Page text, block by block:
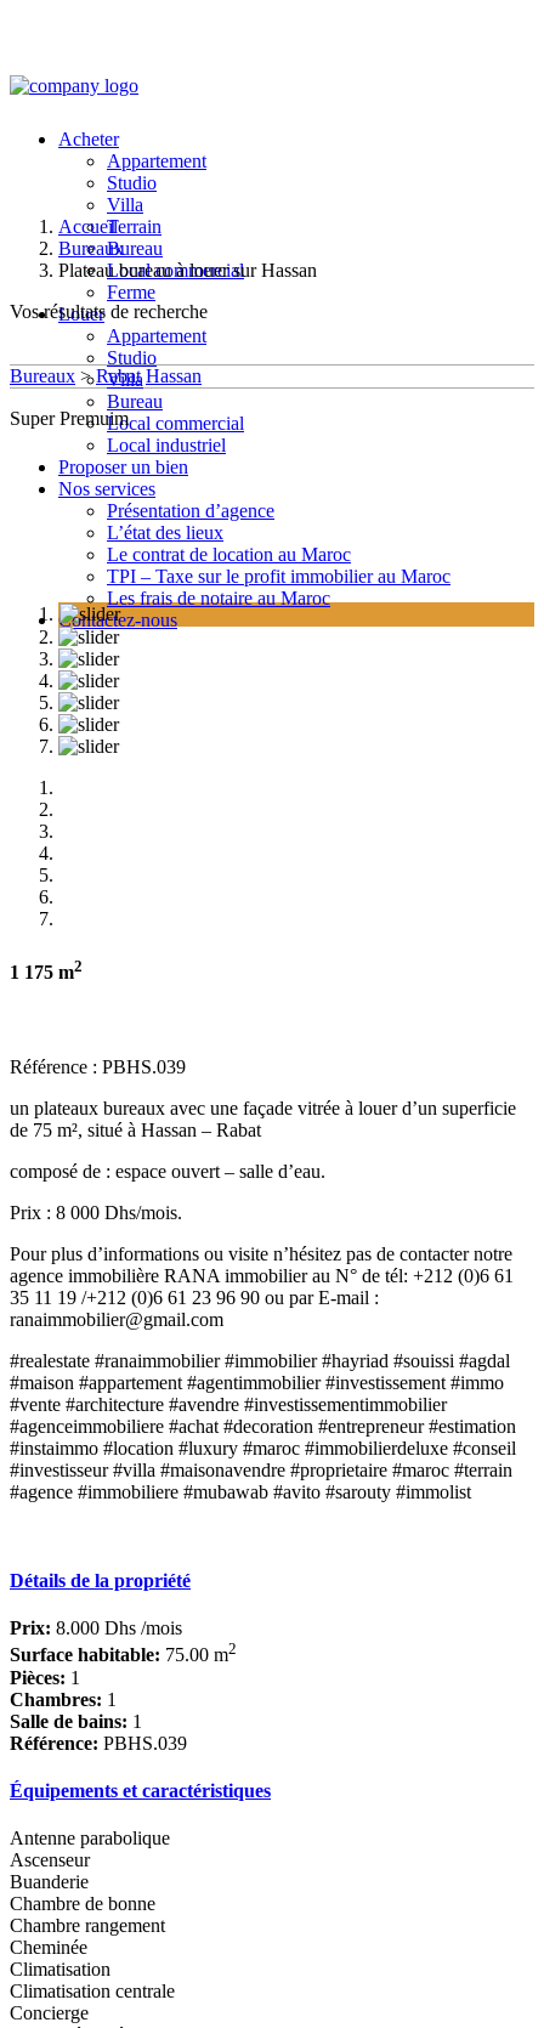
Acheter
Appartement
Studio
Villa
Terrain
Bureau
Local commercial
Ferme
Louer
Appartement
Studio
Villa
Bureau
Local commercial
Local industriel
Proposer un bien
Nos services
Présentation d’agence
L’état des lieux
Le contrat de location au Maroc
TPI – Taxe sur le profit immobilier au Maroc
Les frais de notaire au Maroc
Contactez-nous
Accueil
Bureaux
Plateau bureau à louer sur Hassan
Vos résultats de recherche
Bureaux >Rabat Hassan
Super Premuim
1 175 m2
Référence : PBHS.039
un plateaux bureaux avec une façade vitrée à louer d’un superficie
de 75 m², situé à Hassan – Rabat
composé de : espace ouvert – salle d’eau.
Prix : 8 000 Dhs/mois.
Pour plus d’informations ou visite n’hésitez pas de contacter notre
agence immobilière RANA immobilier au N° de tél: +212 (0)6 61
35 11 19 /+212 (0)6 61 23 96 90 ou par E-mail :
ranaimmobilier@gmail.com
#realestate #ranaimmobilier #immobilier #hayriad #souissi #agdal
#maison #appartement #agentimmobilier #investissement #immo
#vente #architecture #avendre #investissementimmobilier
#agenceimmobiliere #achat #decoration #entrepreneur #estimation
#instaimmo #location #luxury #maroc #immobilierdeluxe #conseil
#investisseur #villa #maisonavendre #proprietaire #maroc #terrain
#agence #immobiliere #mubawab #avito #sarouty #immolist
Détails de la propriété
Prix: 8.000 Dhs /mois
Surface habitable: 75.00 m2
Pièces: 1
Chambres: 1
Salle de bains: 1
Référence: PBHS.039
Équipements et caractéristiques
Antenne parabolique
Ascenseur
Buanderie
Chambre de bonne
Chambre rangement
Cheminée
Climatisation
Climatisation centrale
Concierge